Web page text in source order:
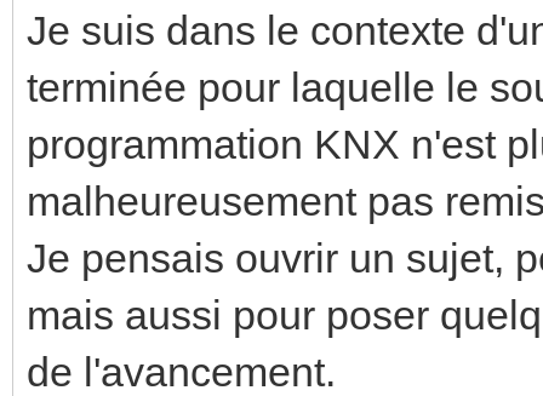
Je suis dans le contexte
terminée pour laquelle le
programmation KNX n'est
malheureusement pas
Je pensais ouvrir un sujet,
mais aussi pour poser
de l'avancement.